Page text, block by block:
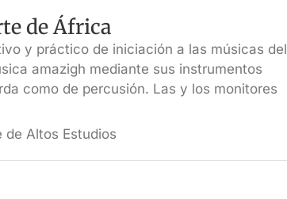
de África
y práctico de iniciación a las músicas del
amazigh mediante sus instrumentos
como de percusión. Las y los monitores
de Altos Estudios